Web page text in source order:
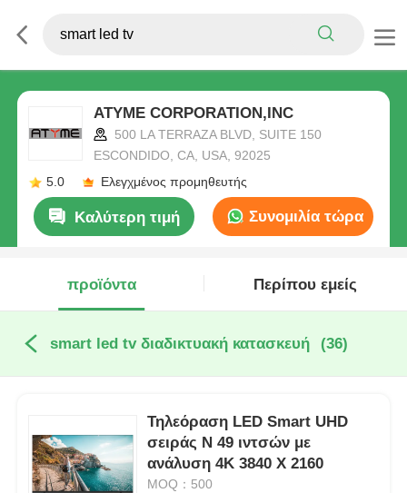
ATYME CORPORATION,INC
500 LA TERRAZA BLVD, SUITE 150
ESCONDIDO, CA, USA, 92025
5.0
Ελεγχμένος προμηθευτής
Καλύτερη τιμή Συνομιλία τώρα
προϊόντα Περίπου εμείς
smart led tv διαδικτυακή κατασκευή (36)
Τηλεόραση LED Smart UHD
σειράς N 49 ιντσών με
ανάλυση 4K 3840 X 2160
MOQ：500